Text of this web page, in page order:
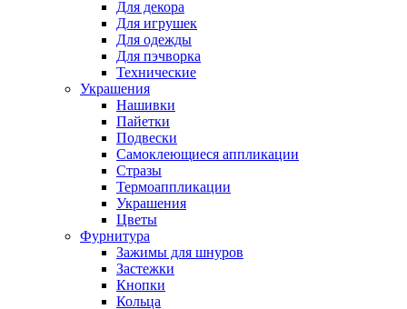
Для декора
Для игрушек
Для одежды
Для пэчворка
Технические
Украшения
Нашивки
Пайетки
Подвески
Самоклеющиеся аппликации
Стразы
Термоаппликации
Украшения
Цветы
Фурнитура
Зажимы для шнуров
Застежки
Кнопки
Кольца